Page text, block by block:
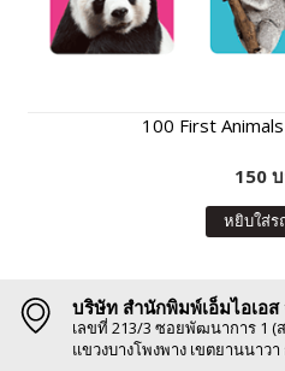
100 First
150
หยิบใส่ร
บริษัท สำนักพิมพ์เอ็มไอเอส
เลขที่ 213/3 ซอยพัฒนาการ 1 (
แขวงบางโพงพาง เขตยานนาวา